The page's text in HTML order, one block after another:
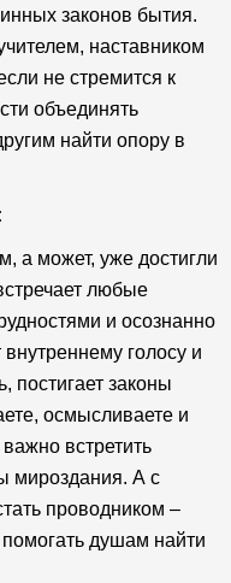
законов бытия.
наставником
не стремится к
объединять
найти опору в
а может, уже достигли
любые
и осознанно
голосу и
постигает законы
осмысливаете и
встретить
мироздания. А с
проводником –
душам найти